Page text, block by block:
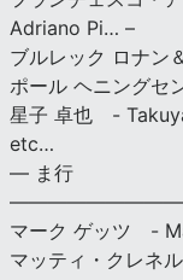
Adriano Pi… –
ブルレック ロナ
ポール ヘニング
星子 卓也 -
etc…
— ま行
マーク ゲッツ -
マッティ・クレ